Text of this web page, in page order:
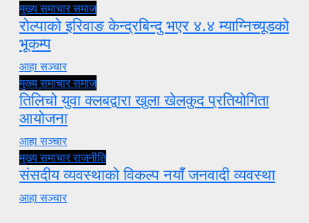
मुख्य समाचारसमाज
रोल्पाको इरिवाङ केन्द्रबिन्दु भएर ४.४ म्याग्निच्यूडको
भूकम्प
आहा सञ्चार
मुख्य समाचारसमाज
तिलिचो युवा क्लबद्वारा खुला खेलकुद प्रतियोगिता
आयोजना
आहा सञ्चार
मुख्य समाचारराजनीति
संसदीय व्यवस्थाको विकल्प नयाँ जनवादी व्यवस्था
आहा सञ्चार